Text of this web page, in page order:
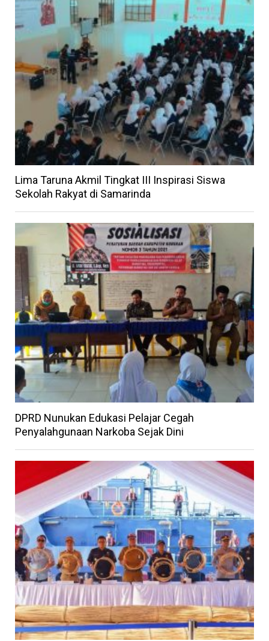
Lima Taruna Akmil Tingkat III Inspirasi Siswa
Sekolah Rakyat di Samarinda
DPRD Nunukan Edukasi Pelajar Cegah
Penyalahgunaan Narkoba Sejak Dini